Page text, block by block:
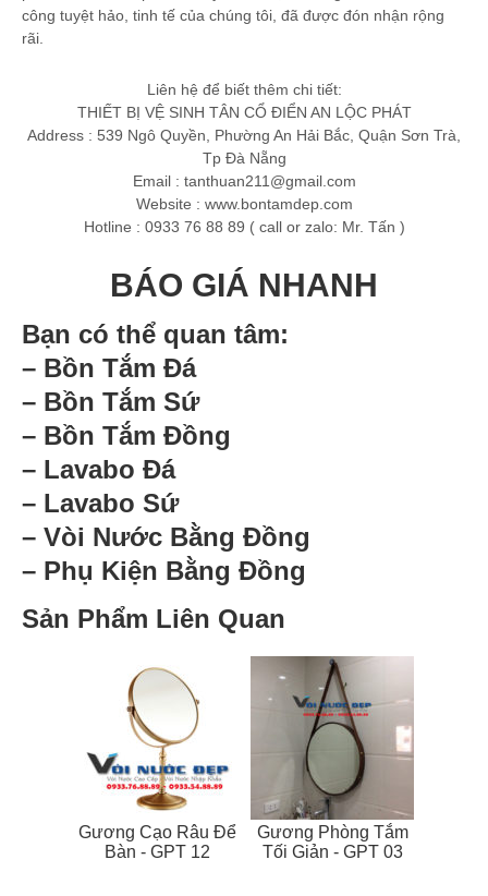
công tuyệt hảo, tinh tế của chúng tôi, đã được đón nhận rộng
rãi.
Liên hệ để biết thêm chi tiết:
THIẾT BỊ VỆ SINH TÂN CỔ ĐIỂN AN LỘC PHÁT
Address : 539 Ngô Quyền, Phường An Hải Bắc, Quận Sơn Trà,
Tp Đà Nẵng
Email : tanthuan211@gmail.com
Website : www.bontamdep.com
Hotline : 0933 76 88 89 ( call or zalo: Mr. Tấn )
BÁO GIÁ NHANH
Bạn có thể quan tâm:
– Bồn Tắm Đá
– Bồn Tắm Sứ
– Bồn Tắm Đồng
– Lavabo Đá
– Lavabo Sứ
– Vòi Nước Bằng Đồng
– Phụ Kiện Bằng Đồng
Sản Phẩm Liên Quan
Gương Cạo Râu Để
Bàn - GPT 12
Gương Phòng Tắm
Tối Giản - GPT 03